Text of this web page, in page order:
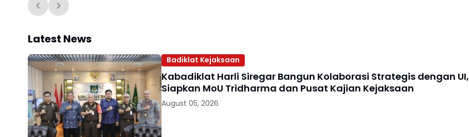
Latest News
Badiklat Kejaksaan
Kabadiklat Harli Siregar Bangun Kolaborasi Strategis dengan UI,
Siapkan MoU Tridharma dan Pusat Kajian Kejaksaan
August 05, 2026